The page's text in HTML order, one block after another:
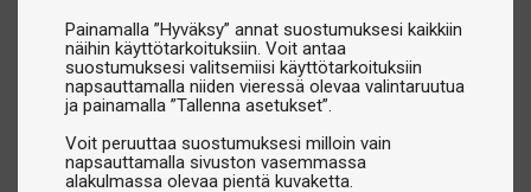
Painamalla ”Hyväksy” annat suostumuksesi kaikkiin
näihin käyttötarkoituksiin. Voit antaa
suostumuksesi valitsemiisi käyttötarkoituksiin
napsauttamalla niiden vieressä olevaa valintaruutua
ja painamalla ”Tallenna asetukset”.
Voit peruuttaa suostumuksesi milloin vain
napsauttamalla sivuston vasemmassa
alakulmassa olevaa pientä kuvaketta.